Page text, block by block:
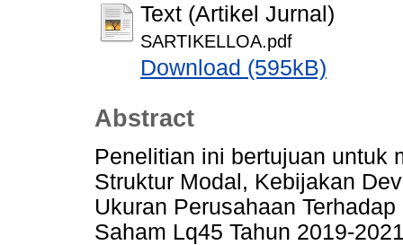
Text (Artikel Jurnal)
SARTIKELLOA.pdf
Download (595kB)
Abstract
Penelitian ini bertujuan untuk
Struktur Modal, Kebijakan
Ukuran Perusahaan
Saham Lq45 Tahun 2019-